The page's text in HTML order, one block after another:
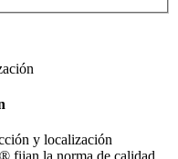
y localización